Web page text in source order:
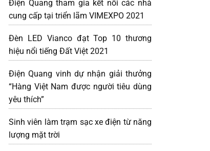
Điện Quang tham gia kết nối các nhà
cung cấp tại triển lãm VIMEXPO 2021
Đèn LED Vianco đạt Top 10 thương
hiệu nổi tiếng Đất Việt 2021
Điện Quang vinh dự nhận giải thưởng
“Hàng Việt Nam được người tiêu dùng
yêu thích”
Sinh viên làm trạm sạc xe điện từ năng
lượng mặt trời